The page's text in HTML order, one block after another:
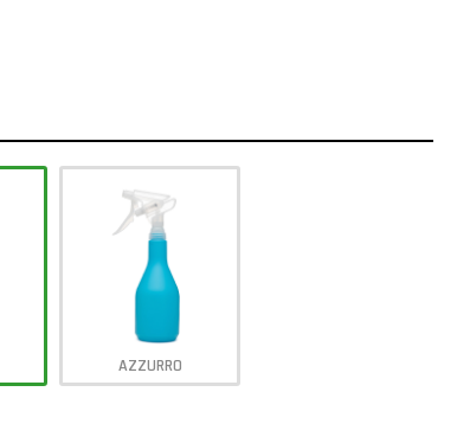
AZZURRO